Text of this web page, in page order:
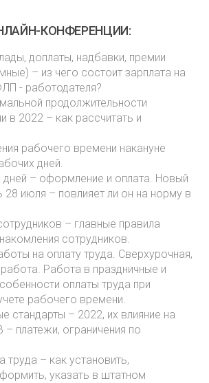
КОНФЕРЕНЦИИ:
доплаты, надбавки, премии
– из чего состоит зарплата на
- работодателя?
продолжительности
в 2022 – как рассчитать и
рабочего времени накануне
дней.
– оформление и оплата. Новый
28 июля – повлияет ли он на норму в
– главные правила
сотрудников.
на оплату труда. Сверхурочная,
Работа в праздничные и
оплаты труда при
рабочего времени.
стандарты – 2022, их влияние на
– платежи, ограничения по
труда – как установить,
указать в штатном